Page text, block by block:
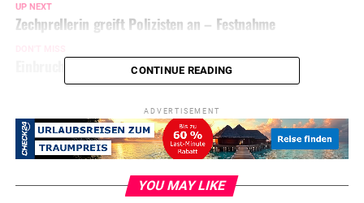
UP NEXT
Zechprellerin greift Polizisten an – Festnahme
Einbruch in EinfamilienhausCONTINUE READING
ADVERTISEMENT
YOU MAY LIKE